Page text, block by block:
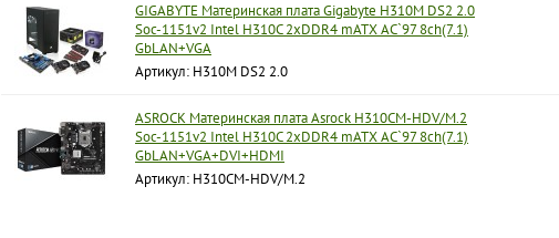
GIGABYTE Материнская плата Gigabyte H310M DS2 2.0
Soc-1151v2 Intel H310C 2xDDR4 mATX AC`97 8ch(7.1)
GbLAN+VGA
Артикул: H310M DS2 2.0
ASROCK Материнская плата Asrock H310CM-HDV/M.2
Soc-1151v2 Intel H310C 2xDDR4 mATX AC`97 8ch(7.1)
GbLAN+VGA+DVI+HDMI
Артикул: H310CM-HDV/M.2